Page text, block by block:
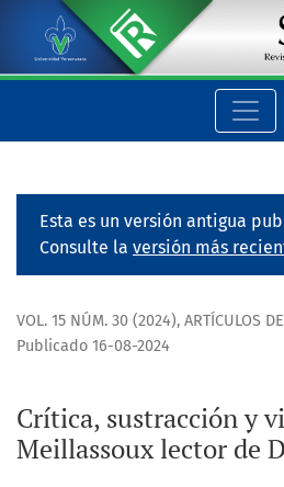
Crítica, sustracción y virtualidad.
Esta es un versión antigua
Consulte la versión más
VOL. 15 NÚM. 30 (2024), ARTÍCULOS
Crítica, sustracción y
Meillassoux lector de
Publicado 16-08-2024